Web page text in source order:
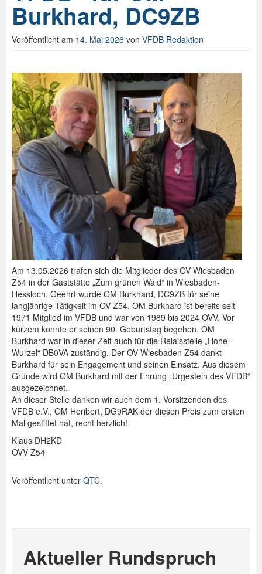
Spenden
Login
Burkhard, DC9ZB
Veröffentlicht am 14. Mai 2026 von VFDB Redaktion
Am 13.05.2026 trafen sich die Mitglieder des OV Wiesbaden
Z54 in der Gaststätte „Zum grünen Wald“ in Wiesbaden-
Hessloch. Geehrt wurde OM Burkhard, DC9ZB für seine
langjährige Tätigkeit im OV Z54. OM Burkhard ist bereits seit
1971 Mitglied im VFDB und war von 1989 bis 2024 OVV. Vor
kurzem konnte er seinen 90. Geburtstag begehen. OM
Burkhard war in dieser Zeit auch für die Relaisstelle „Hohe-
Wurzel“ DB0VA zuständig. Der OV Wiesbaden Z54 dankt
Burkhard für sein Engagement und seinen Einsatz. Aus diesem
Grunde wird OM Burkhard mit der Ehrung „Urgestein des VFDB“
ausgezeichnet.
An dieser Stelle danken wir auch dem 1. Vorsitzenden des
VFDB e.V., OM Heribert, DG9RAK der diesen Preis zum ersten
Mal gestiftet hat, recht herzlich!
Klaus DH2KD
OVV Z54
Veröffentlicht unter QTC.
Aktueller Rundspruch